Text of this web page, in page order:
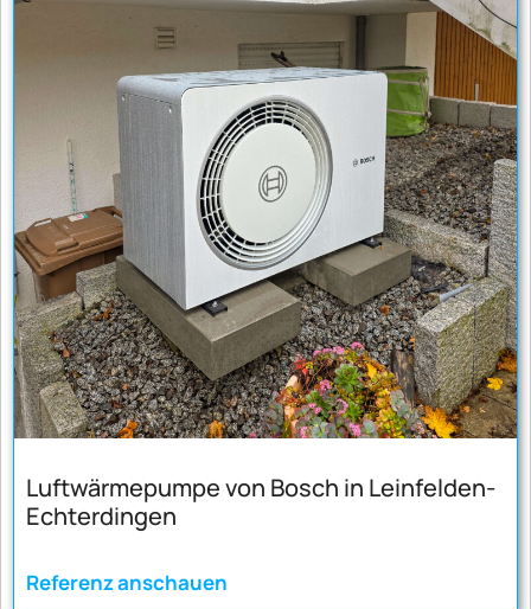
Luftwärmepumpe von Bosch in Leinfelden-
Echterdingen
Referenz anschauen